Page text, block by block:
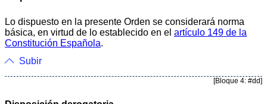
Lo dispuesto en la presente Orden se considerará norma
básica, en virtud de lo establecido en el artículo 149 de la
Constitución Española.
Subir
[Bloque 4: #dd]